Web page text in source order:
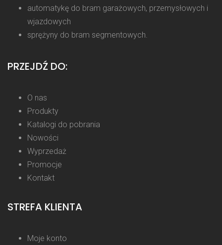
automatykę do bram garażowych, przemysłowych i
wjazdowych
sprężyny do bram segmentowych.
PRZEJDŹ DO:
O nas
Produkty
Katalogi do pobrania
Nowości
Wyprzedaż
Promocje
Kontakt
STREFA KLIENTA
Moje konto